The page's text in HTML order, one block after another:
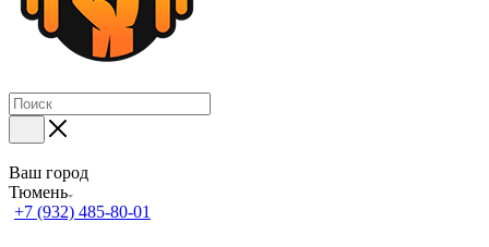
Ваш город
Тюмень
+7 (932) 485-80-01